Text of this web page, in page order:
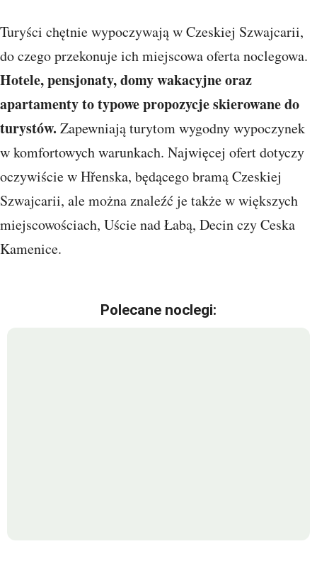
Turyści chętnie wypoczywają w Czeskiej Szwajcarii,
do czego przekonuje ich miejscowa oferta noclegowa.
Hotele, pensjonaty, domy wakacyjne oraz
apartamenty to typowe propozycje skierowane do
turystów. Zapewniają turytom wygodny wypoczynek
w komfortowych warunkach. Najwięcej ofert dotyczy
oczywiście w Hřenska, będącego bramą Czeskiej
Szwajcarii, ale można znaleźć je także w większych
miejscowościach, Uście nad Łabą, Decin czy Ceska
Kamenice.
Polecane noclegi: